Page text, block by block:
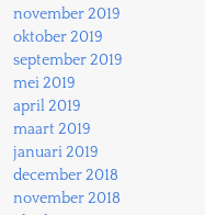
november 2019
oktober 2019
september 2019
mei 2019
april 2019
maart 2019
januari 2019
december 2018
november 2018